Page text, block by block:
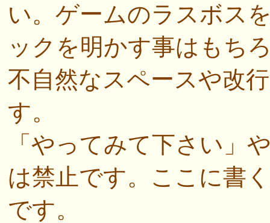
い。ゲームのラスボス
ックを明かす事はもち
不自然なスペースや改
す。
「やってみて下さい」
は禁止です。ここに書
です。